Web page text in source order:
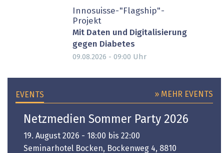
Innosuisse-"Flagship"-
Projekt
Mit Daten und Digitalisierung
gegen Diabetes
09.08.2026 - 09:00 Uhr
EVENTS » MEHR EVENTS
Netzmedien Sommer Party 2026
19. August 2026 - 18:00 bis 22:00
Seminarhotel Bocken, Bockenweg 4, 8810